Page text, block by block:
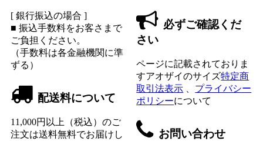
[ 銀行振込の場合 ]
■ 振込手数料をお客さまで
ご負担ください。
（手数料は各金融機関に準
ずる）
配送料について
11,000円以上（税込）のご
注文は送料無料でお届けし
必ずご確認くだ
さい
ページに記載されておりま
すアオザイのサイズ特定商
取引法表示
プライバシー
ポリシーについて
お問い合わせ